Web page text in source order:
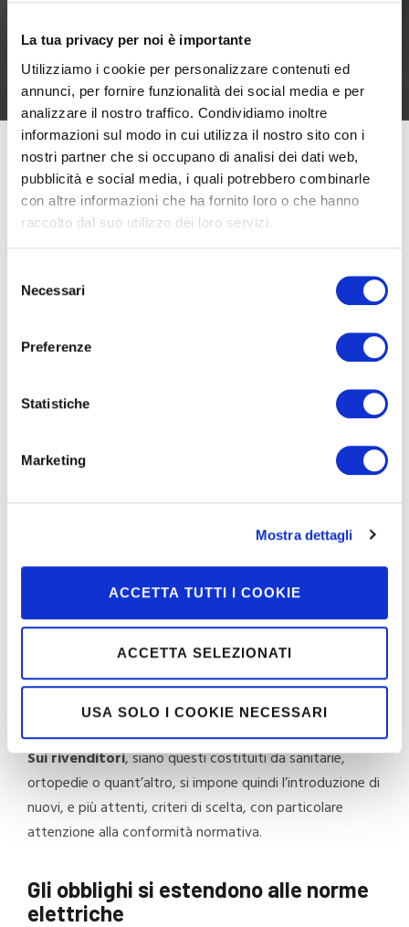
La tua privacy per noi è importante
Utilizziamo i cookie per personalizzare contenuti ed
annunci, per fornire funzionalità dei social media e per
analizzare il nostro traffico. Condividiamo inoltre
informazioni sul modo in cui utilizza il nostro sito con i
nostri partner che si occupano di analisi dei dati web,
pubblicità e social media, i quali potrebbero combinarle
con altre informazioni che ha fornito loro o che hanno
raccolto dal suo utilizzo dei loro servizi.
delNecessari
Preferenze
Statistiche
Marketing
Mostra dettagli
ACCETTA TUTTI I COOKIE
ACCETTA SELEZIONATI
USA SOLO I COOKIE NECESSARI
Qualche tempo fa avevamo dedicato un postalle
importanti novità contenute nel nuovo Regolamento
vigore definitivamente, a seguito di un periodo di
introduce
interlocutori coinvolti nella filiera distributiva dei
La filiera distributiva dei dispositivi medici
importatori e distributori, a cui la
normativa estende l’obbligo diverifica della
conformità normativa
distributiva dei dispositivi medici, la responsabilità di
controllo sul dispositivo, a massima tutela del suo
destinatario finale.
Sui rivenditori, siano questi costituiti da sanitarie,
ortopedie o quant’altro, si impone quindi l’introduzione di
nuovi, e più attenti, criteri di scelta, con particolare
attenzione alla conformità normativa.
Gli obblighi si estendono alle norme
elettriche